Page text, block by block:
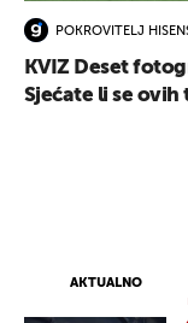
AKTUALNO
POKROVITELJ
KVIZ Deset
Sjećate li se ovih